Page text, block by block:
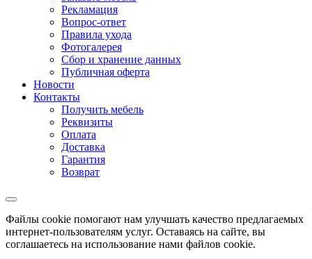
Рекламация
Вопрос-ответ
Правила ухода
Фотогалерея
Сбор и хранение данных
Публичная оферта
Новости
Контакты
Получить мебель
Реквизиты
Оплата
Доставка
Гарантия
Возврат
Файлы cookie помогают нам улучшать качество предлагаемых
интернет-пользователям услуг. Оставаясь на сайте, вы
соглашаетесь на использование нами файлов cookie.